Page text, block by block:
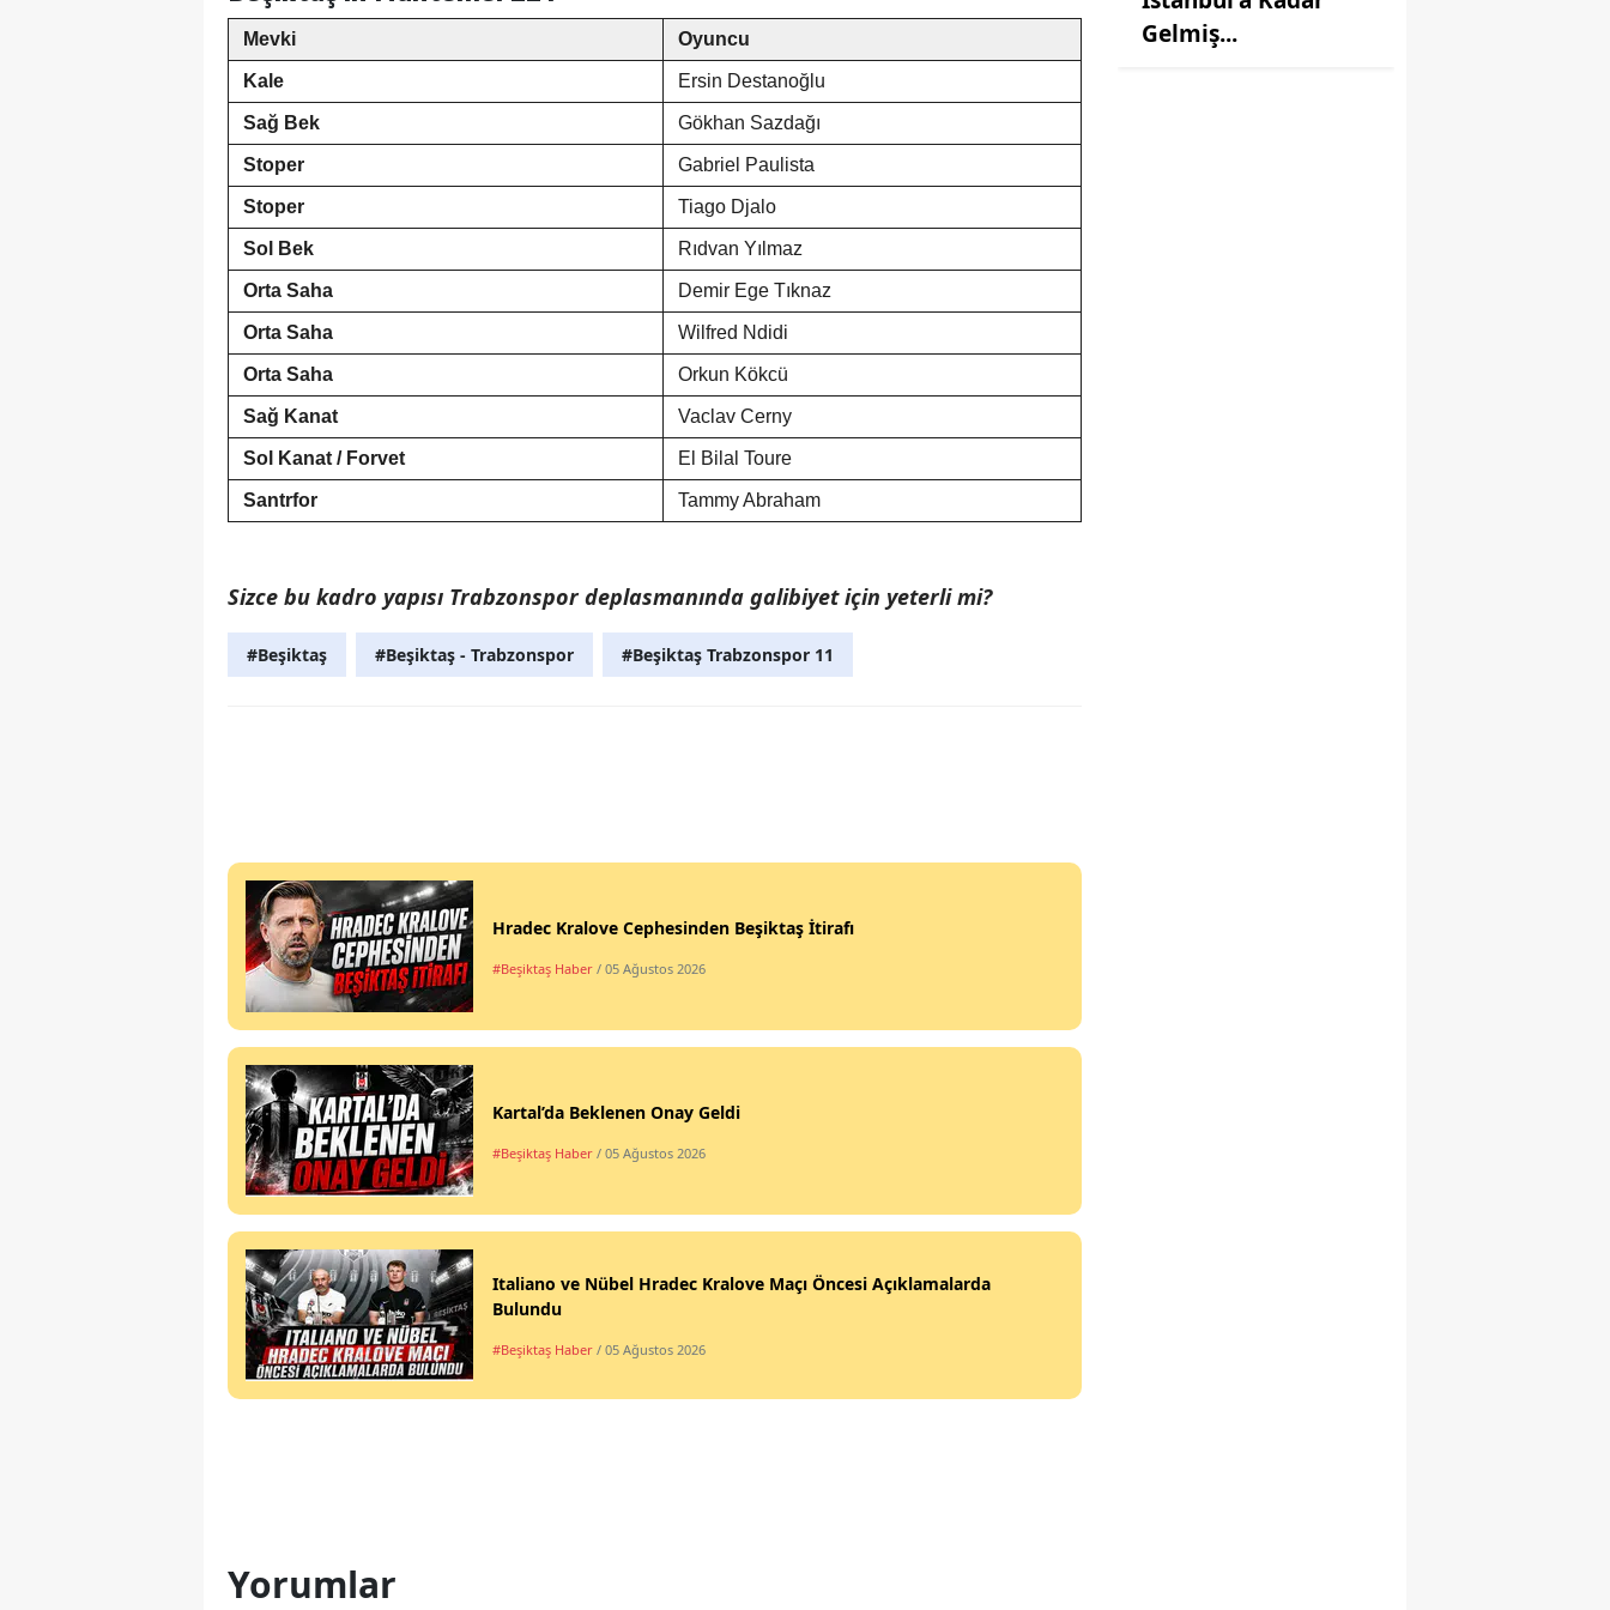
Mevki Oyuncu
Kale Ersin Destanoğlu
Sağ Bek Gökhan Sazdağı
Stoper Gabriel Paulista
Stoper Tiago Djalo
Sol Bek Rıdvan Yılmaz
Orta Saha Demir Ege Tıknaz
Orta Saha Wilfred Ndidi
Orta Saha Orkun Kökcü
Sağ Kanat Vaclav Cerny
Sol Kanat / Forvet El Bilal Toure
Santrfor Tammy Abraham
Sizce bu kadro yapısı Trabzonspor deplasmanında galibiyet için yeterli mi?
#Beşiktaş #Beşiktaş - Trabzonspor #Beşiktaş Trabzonspor 11
Hradec Kralove Cephesinden Beşiktaş İtirafı
#Beşiktaş Haber / 05 Ağustos 2026
Kartal’da Beklenen Onay Geldi
#Beşiktaş Haber / 05 Ağustos 2026
Italiano ve Nübel Hradec Kralove Maçı Öncesi Açıklamalarda
Bulundu
#Beşiktaş Haber / 05 Ağustos 2026
Yorumlar
Gelmiş...